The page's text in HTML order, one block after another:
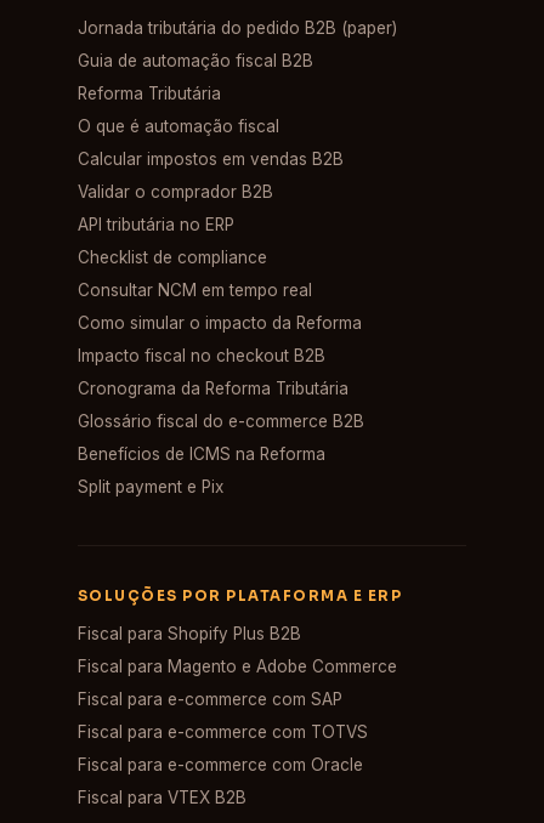
Jornada tributária do pedido B2B (paper)
Guia de automação fiscal B2B
Reforma Tributária
O que é automação fiscal
Calcular impostos em vendas B2B
Validar o comprador B2B
API tributária no ERP
Checklist de compliance
Consultar NCM em tempo real
Como simular o impacto da Reforma
Impacto fiscal no checkout B2B
Cronograma da Reforma Tributária
Glossário fiscal do e-commerce B2B
Benefícios de ICMS na Reforma
Split payment e Pix
SOLUÇÕES POR PLATAFORMA E ERP
Fiscal para Shopify Plus B2B
Fiscal para Magento e Adobe Commerce
Fiscal para e-commerce com SAP
Fiscal para e-commerce com TOTVS
Fiscal para e-commerce com Oracle
Fiscal para VTEX B2B